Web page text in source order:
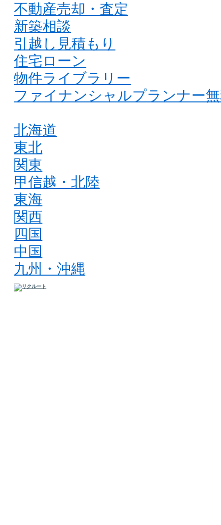
不動産売却・査定
新築相談
引越し見積もり
住宅ローン
物件ライブラリー
ファイナンシャルプランナー
北海道
東北
関東
甲信越・北陸
東海
関西
四国
中国
九州・沖縄